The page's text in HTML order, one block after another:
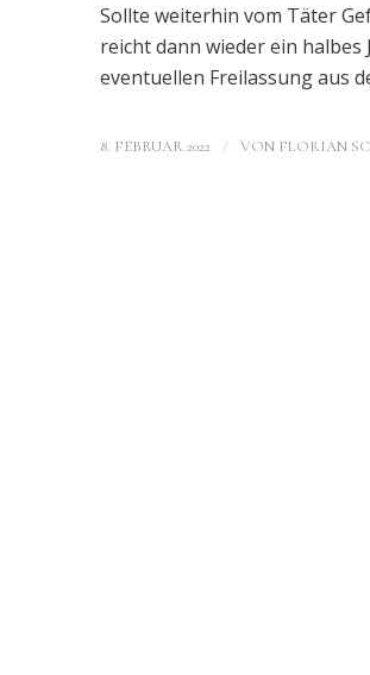
Sollte weiterhin vom Täter
reicht dann wieder ein halbes
eventuellen Freilassung aus
8. FEBRUAR 2022 / VON FLORIAN